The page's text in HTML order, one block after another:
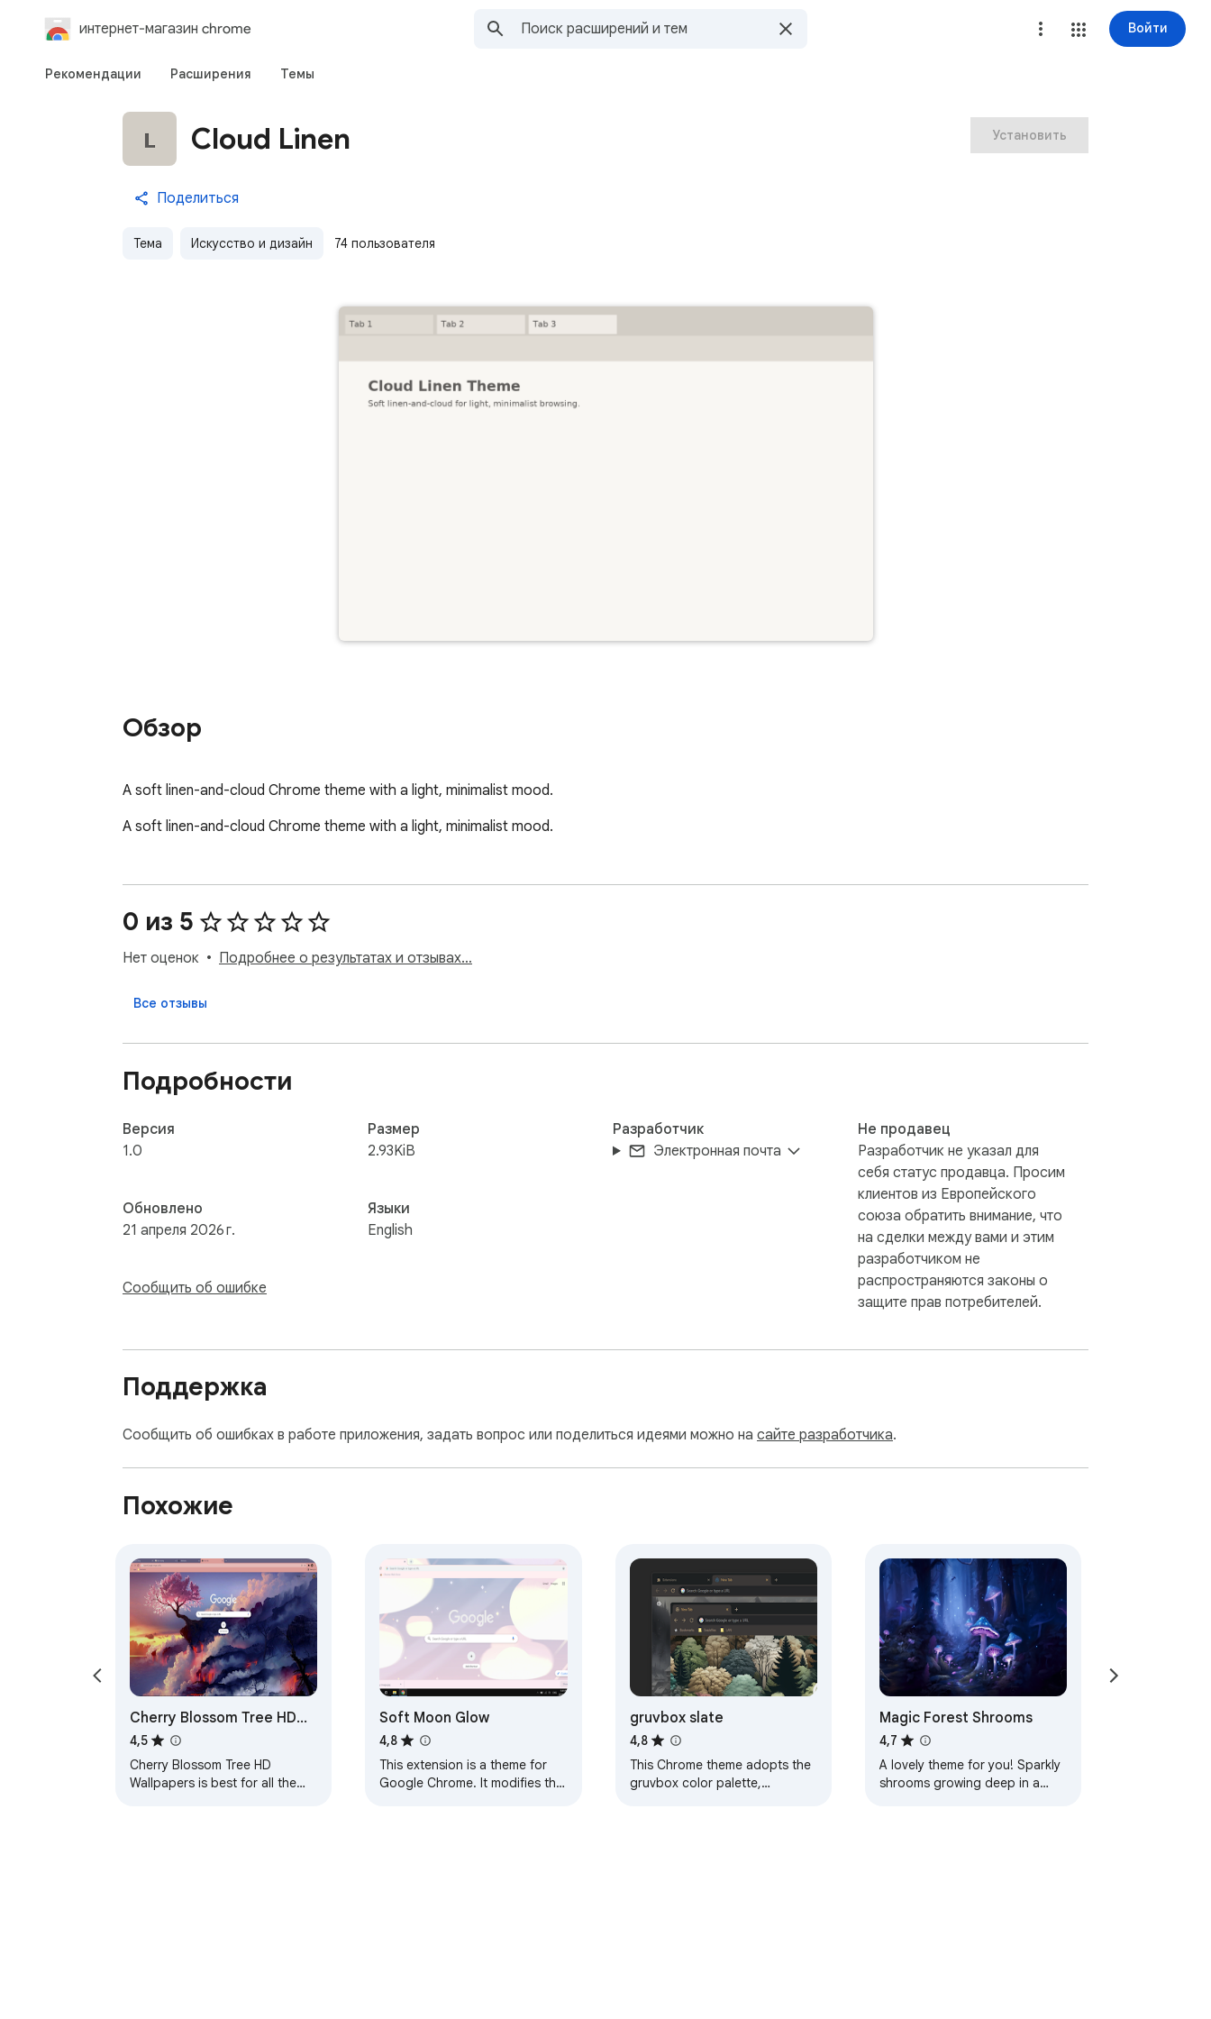
интернет-магазин chrome Войти
Рекомендации Расширения Темы
Cloud Linen
Поделиться
Тема Искусство и дизайн 74 пользователя
Установить
Обзор
A soft linen-and-cloud Chrome theme with a light, minimalist mood.
A soft linen-and-cloud Chrome theme with a light, minimalist mood.
0 из 5
Нет оценок Подробнее о результатах и отзывах…
Все отзывы
Подробности
Версия
1.0
Обновлено
21 апреля 2026 г.
Сообщить об ошибке
Размер
2.93KiB
Языки
English
Разработчик
Электронная почта
Не продавец
Разработчик не указал для
себя статус продавца. Просим
клиентов из Европейского
союза обратить внимание, что
на сделки между вами и этим
разработчиком не
распространяются законы о
защите прав потребителей.
Поддержка
Сообщить об ошибках в работе приложения, задать вопрос или поделиться идеями можно на сайте разработчика.
Похожие
Cherry Blossom Tree HD
Wallpapers Theme
4,5
Cherry Blossom Tree HD
Wallpapers is best for all the
Soft Moon Glow
4,8
This extension is a theme for
Google Chrome. It modifies the
gruvbox slate
4,8
This Chrome theme adopts the
gruvbox color palette,
Magic Forest Shrooms
4,7
A lovely theme for you! Sparkly
shrooms growing deep in a